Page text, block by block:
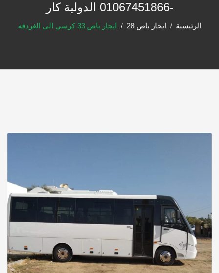
-01067451866 الدولية كار
الرئيسية ايجار باص 28 ايجار باص 33 كرسي الى الغردقه